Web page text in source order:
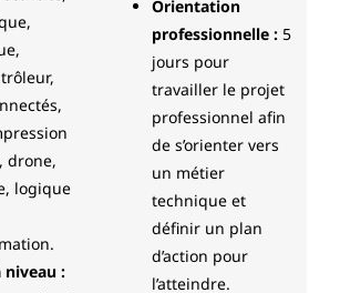
drone,
logique
niveau :
Orientation
professionnelle : 5
jours pour
travailler le projet
professionnel afin
de s’orienter vers
un métier
technique et
définir un plan
d’action pour
l’atteindre.